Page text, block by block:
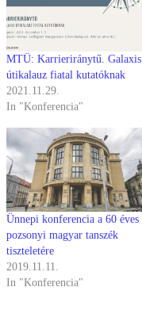
MTÜ: Karrieriránytű. Galaxis
útikalauz fiatal kutatóknak
2021.11.29.
In "Konferencia"
Ünnepi konferencia a 60 éves
pozsonyi magyar tanszék
tiszteletére
2019.11.11.
In "Konferencia"